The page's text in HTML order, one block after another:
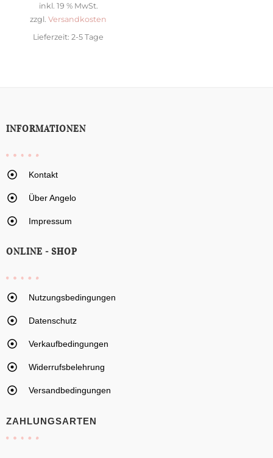
inkl. 19 % MwSt.
zzgl. Versandkosten
Lieferzeit: 2-5 Tage
INFORMATIONEN
Kontakt
Über Angelo
Impressum
ONLINE - SHOP
Nutzungsbedingungen
Datenschutz
Verkaufbedingungen
Widerrufsbelehrung
Versandbedingungen
ZAHLUNGSARTEN